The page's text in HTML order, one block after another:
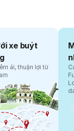
xe buýt
ái, thuận lợi từ